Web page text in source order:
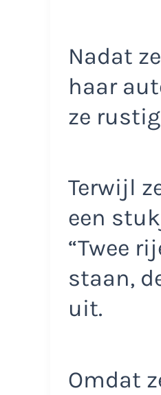
Nadat
haar
ze
Terwijl
een
“Twee
staan,
uit.
Omdat